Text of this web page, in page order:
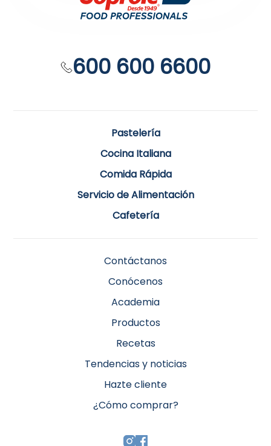
600 600 6600
Pastelería
Cocina Italiana
Comida Rápida
Servicio de Alimentación
Cafetería
Contáctanos
Conócenos
Academia
Productos
Recetas
Tendencias y noticias
Hazte cliente
¿Cómo comprar?